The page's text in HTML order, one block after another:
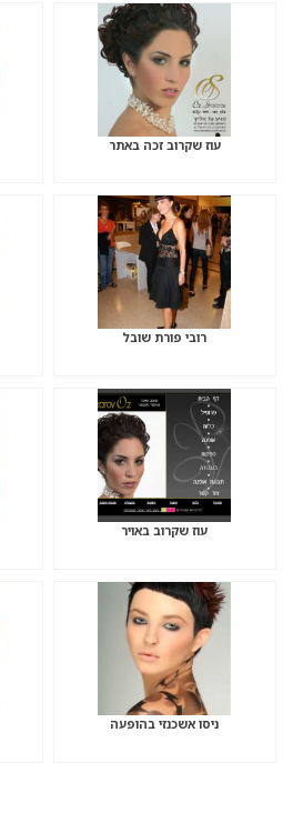
עוז שקרוב זכה באתר
רובי פורת שובל
עוז שקרוב באויר
ניסו אשכנזי בהופעה